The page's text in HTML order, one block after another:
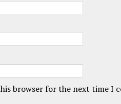
browser for the next time I